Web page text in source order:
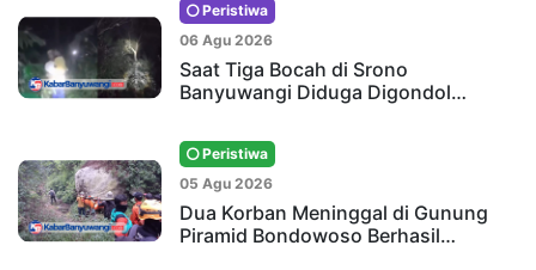
Peristiwa
06 Agu 2026
Saat Tiga Bocah di Srono
Banyuwangi Diduga Digondol…
Peristiwa
05 Agu 2026
Dua Korban Meninggal di Gunung
Piramid Bondowoso Berhasil…